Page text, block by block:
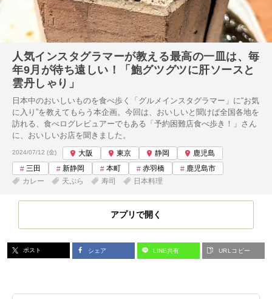
人気インスタグラマーが教える最高の一皿は、毎
年9月が待ち遠しい！「鮑グツグツに肝ソースと
雲丹しゃり」
日本中のおいしいものを食べ歩く「グルメインスタグラマー」に“お気
に入り”を教えてもらう本企画。今回は、おいしいと聞けば全国各地を
訪れる、食べログレビュアーでもある「予約困難店食べ歩き！」さん
に、おいしいお店を聞きました。
投稿日:
2024/07/12 (金) 大阪 東京 静岡
鹿児島
三田
新静岡 本町 赤羽橋
鹿児島市
カレー
天ぷら 寿司 日本料理
アプリで開く
ポスト シェア LINE共有 URLコピー